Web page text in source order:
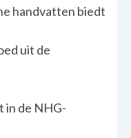
handvatten biedt
uit de
in de NHG-